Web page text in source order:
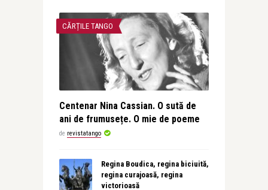
CĂRȚILE TANGO
Centenar Nina Cassian. O sută de
ani de frumusețe. O mie de poeme
de revistatango
Regina Boudica, regina biciuită,
regina curajoasă, regina
victorioasă